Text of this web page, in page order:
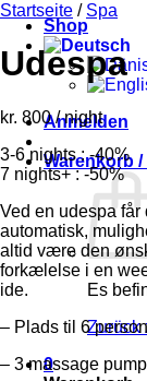
Shop
Anmelden
Warenkorb /
Es
Zurück
0
Startseite / Spa
Udespa
kr. 800/ night
3-6 nights : -40%
7 nights+ : -50%
Ved en udespa
automatisk,
altid være den
forkælelse i en
ide.
– Plads til 6
– 3 massage